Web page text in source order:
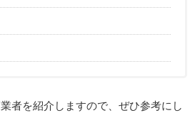
者を紹介しますので、ぜひ参考にし